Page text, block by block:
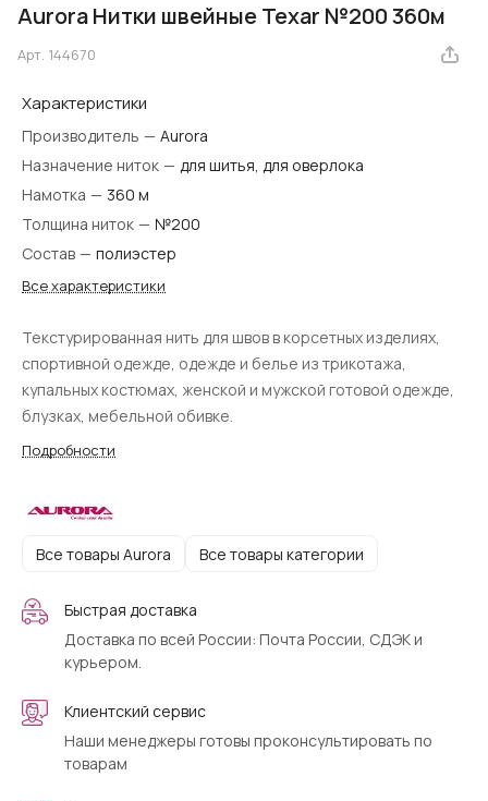
Aurora Нитки швейные Texar №200 360м
Арт. 144670
Характеристики
Производитель — Aurora
Назначение ниток — для шитья, для оверлока
Намотка — 360 м
Толщина ниток — №200
Состав — полиэстер
Все характеристики
Текстурированная нить для швов в корсетных изделиях,
спортивной одежде, одежде и белье из трикотажа,
купальных костюмах, женской и мужской готовой одежде,
блузках, мебельной обивке.
Подробности
Все товары Aurora Все товары категории
Быстрая доставка
Доставка по всей России: Почта России, СДЭК и
курьером.
Клиентский сервис
Наши менеджеры готовы проконсультировать по
товарам